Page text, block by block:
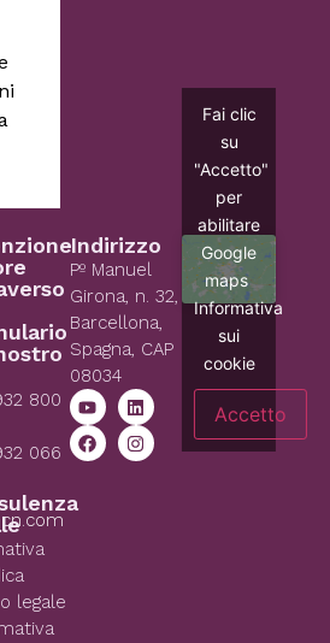
800
066
legale
Indirizzo
Pº Manuel
Girona, n. 32,
Barcellona,
Spagna, CAP
08034
Fai clic
su
"Accetto"
per
abilitare
Google
maps
Informativa
sui
cookie
Accetto